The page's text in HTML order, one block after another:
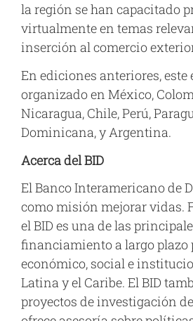
la región se han capacitado
virtualmente en temas
inserción al comercio
En ediciones anteriores, este
organizado en México,
Nicaragua, Chile, Perú,
Dominicana, y Argentina.
Acerca del BID
El Banco Interamericano de
como misión mejorar vidas.
el BID es una de las
financiamiento a largo plazo
económico, social e
Latina y el Caribe. El BID
proyectos de investigación